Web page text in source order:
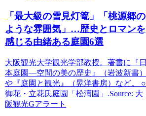
「最大級の雪見灯篭」「桃源郷の
ような雰囲気」…歴史とロマンを
感じる由緒ある庭園6選
大阪観光大学観光学部教授。著書に『日
本庭園—空間の美の歴史』（岩波新書）
や『庭園と観光』（晃洋書房）など。 ○
御花・立花氏庭園「松濤園」.Source: 大
阪観光Gアラート